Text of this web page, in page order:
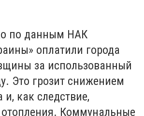
по данным НАК
оплатили города
за использованный
Это грозит снижением
и, как следствие,
Коммунальные